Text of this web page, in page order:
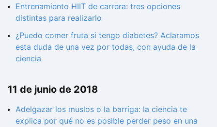
Entrenamiento HIIT de carrera: tres opciones
distintas para realizarlo
¿Puedo comer fruta si tengo diabetes? Aclaramos
esta duda de una vez por todas, con ayuda de la
ciencia
11 de junio de 2018
Adelgazar los muslos o la barriga: la ciencia te
explica por qué no es posible perder peso en una